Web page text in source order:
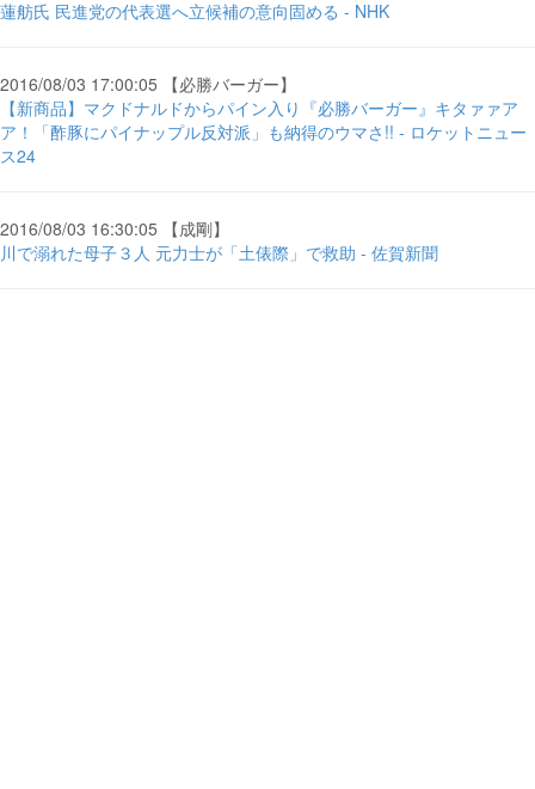
蓮舫氏 民進党の代表選へ立候補の意向固める - NHK
2016/08/03 17:00:05 【必勝バーガー】
【新商品】マクドナルドからパイン入り『必勝バーガー』キタァァア
ア！「酢豚にパイナップル反対派」も納得のウマさ!! - ロケットニュー
ス24
2016/08/03 16:30:05 【成剛】
川で溺れた母子３人 元力士が「土俵際」で救助 - 佐賀新聞